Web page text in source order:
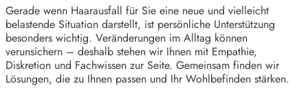
Gerade wenn Haarausfall für Sie eine neue und vielleicht
belastende Situation darstellt, ist persönliche Unterstützung
besonders wichtig. Veränderungen im Alltag können
verunsichern – deshalb stehen wir Ihnen mit Empathie,
Diskretion und Fachwissen zur Seite. Gemeinsam finden wir
Lösungen, die zu Ihnen passen und Ihr Wohlbefinden stärken.